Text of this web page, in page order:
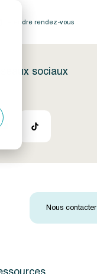
Prendre rendez-vous
sociaux
Nous contacter